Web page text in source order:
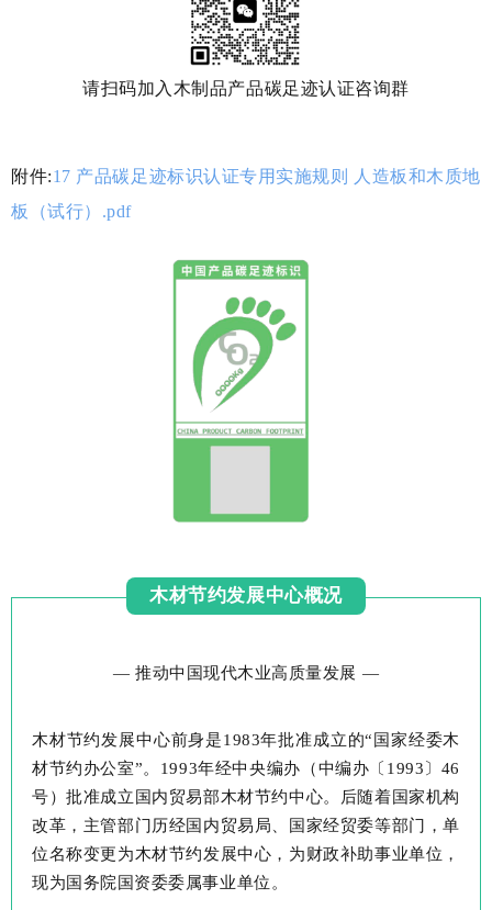
请扫码加入木制品产品碳足迹认证咨询群
附件:17 产品碳足迹标识认证专用实施规则 人造板和木质地
板（试行）.pdf
木材节约发展中心概况
— 推动中国现代木业高质量发展 —
木材节约发展中心前身是1983年批准成立的“国家经委木
材节约办公室”。1993年经中央编办 （中编办〔 1993〕46
号）批准成立国内贸易部木材节约中心。后随着国家机构
改革，主管部门历经国内贸易局、国家经贸委等部门，单
位名称变更为木材节约发展中心，为财政补助事业单位，
现为国务院国资委委属事业单位。